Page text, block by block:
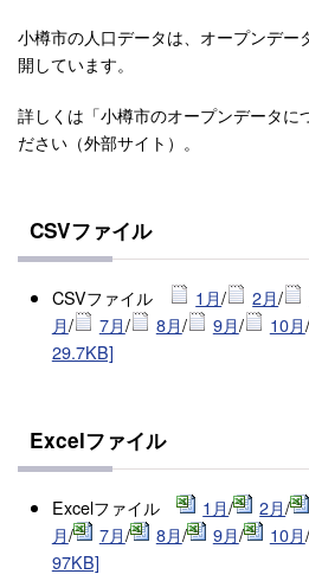
小樽市の人口データは、オープンデー
開しています。
詳しくは「小樽市のオープンデータに
ださい（外部サイト）。
CSVファイル
CSVファイル 1月/ 2月/
月/ 7月/ 8月/ 9月/ 10月/
29.7KB]
Excelファイル
Excelファイル 1月/ 2月/
月/ 7月/ 8月/ 9月/ 10月/
97KB]